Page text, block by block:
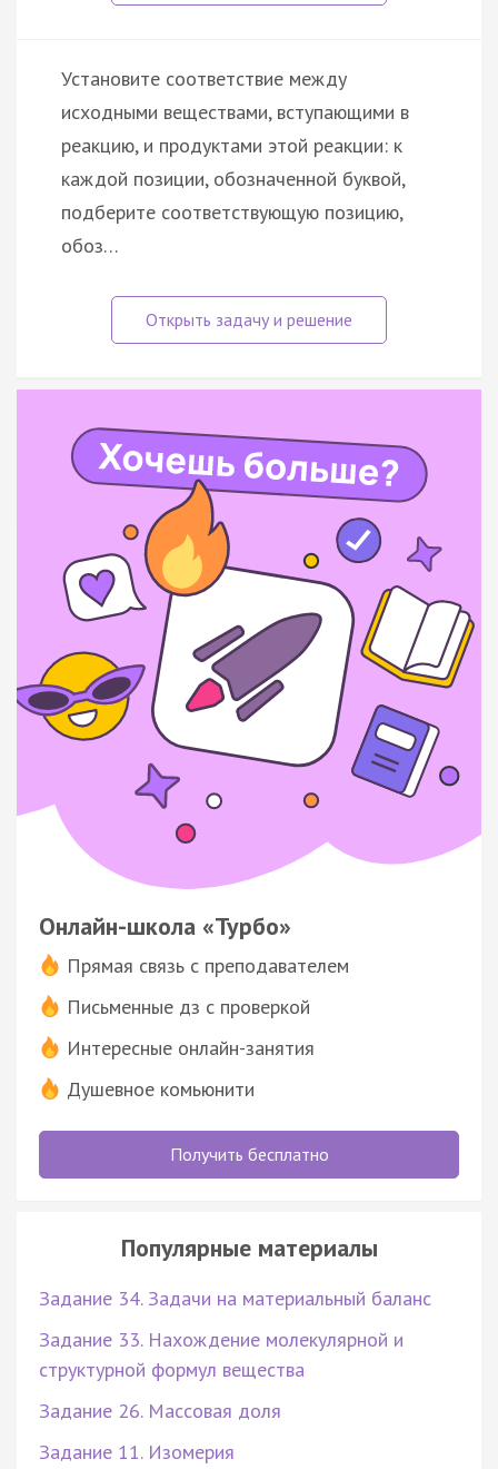
Установите соответствие между
исходными веществами, вступающими в
реакцию, и продуктами этой реакции: к
каждой позиции, обозначенной буквой,
подберите соответствующую позицию,
обоз…
Онлайн-школа «Турбо»
Прямая связь с преподавателем
Письменные дз с проверкой
Интересные онлайн-занятия
Душевное комьюнити
Получить бесплатно
Популярные материалы
Задание 34. Задачи на материальный баланс
Задание 33. Нахождение молекулярной и
структурной формул вещества
Задание 26. Массовая доля
Задание 11. Изомерия